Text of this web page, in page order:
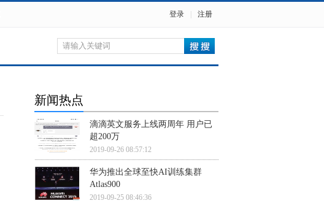
登录 注册
新闻热点
滴滴英文服务上线两周年 用户已
超200万
2019-09-26 08:57:12
华为推出全球至快AI训练集群
Atlas900
2019-09-25 08:46:36